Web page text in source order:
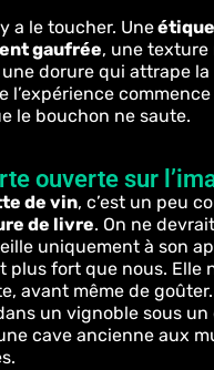
a le toucher. Une
gaufrée, une texture
dorure qui attrape la
l’expérience
le bouchon ne saute.
ouverte sur
de vin, c’est un peu
de livre. On ne
uniquement à son
plus fort que nous. Elle
avant même de
un vignoble sous un
cave ancienne aux